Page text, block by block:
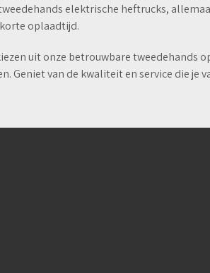
elektrische heftrucks,
oplaadtijd.
uit onze betrouwbare tweedehands
Geniet van de kwaliteit en service die je